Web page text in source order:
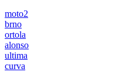
moto2
brno
ortola
alonso
ultima
curva